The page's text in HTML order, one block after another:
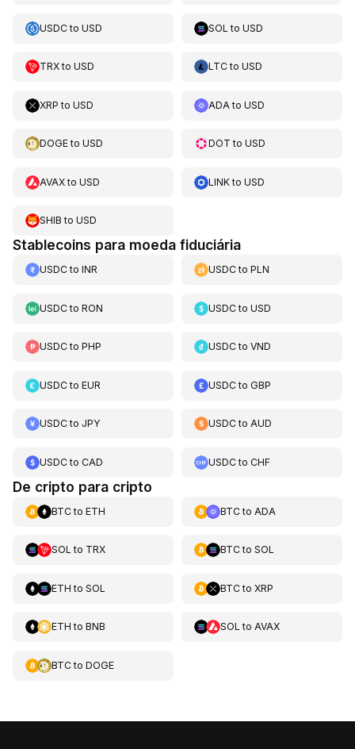
USDCto USD SOL toUSD
TRXto USD LTCtoUSD
XRP to USD ADA toUSD
DOGEto USD DOT toUSD
AVAXto USD LINKtoUSD
SHIB to USD
Stablecoins para moeda fiduciária
USDCto INR USDCtoPLN
USDCto RON USDCtoUSD
USDCto PHP USDCtoVND
USDCto EUR USDCtoGBP
USDCto JPY USDCtoAUD
USDCto CAD USDCtoCHF
De cripto para cripto
BTCto ETH BTCto ADA
SOL to TRX BTCto SOL
ETH to SOL BTCto XRP
ETH to BNB SOL to AVAX
BTCto DOGE